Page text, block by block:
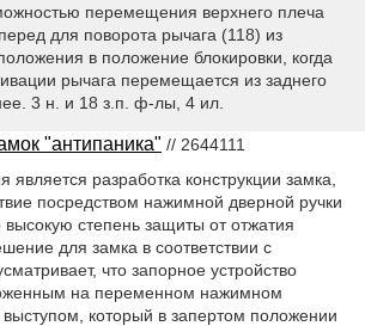
перемещения верхнего плеча
для поворота рычага (118) из
в положение блокировки, когда
рычага перемещается из заднего
3 н. и 18 з.п. ф-лы, 4 ил.
"антипаника" // 2644111
является разработка конструкции замка,
посредством нажимной дверной ручки
степень защиты от отжатия
для замка в соответствии с
что запорное устройство
на переменном нажимном
который в запертом положении